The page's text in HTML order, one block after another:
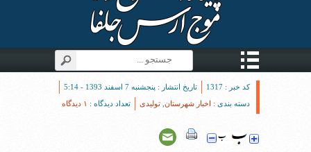
کد خبر : 1317
تاریخ انتشار : پنجشنبه 7 اسفند 1393 - 5:14
دسته بندی : اخبار شهرستان تولیدی تعداد دیدگاه : ۱ دیدگاه